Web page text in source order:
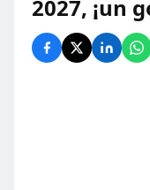
2027, ¡un